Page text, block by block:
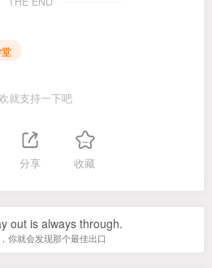
就支持一下吧
分享 收藏
out is always through.
你就会发现那个最佳出口